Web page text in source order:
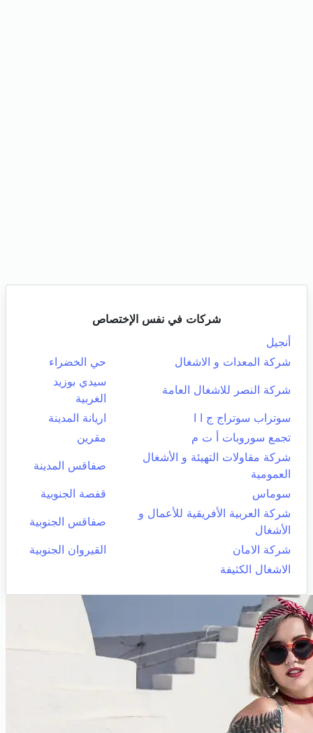
شركات في نفس الإختصاص
أنجيل
شركة المعدات و الاشغال
حي الخضراء
شركة النصر للاشغال العامة
سيدي بوزيد
الغربية
سوتراب سوتراج ج ا ا
اريانة المدينة
تجمع سوروبات أ ت م
مقرين
شركة مقاولات التهيئة و الأشغال
العمومية
صفاقس المدينة
سوماس
قفصة الجنوبية
شركة العربية الأفريقية للأعمال و
الأشغال
صفاقس الجنوبية
شركة الامان
القيروان الجنوبية
الاشغال الكثيفة